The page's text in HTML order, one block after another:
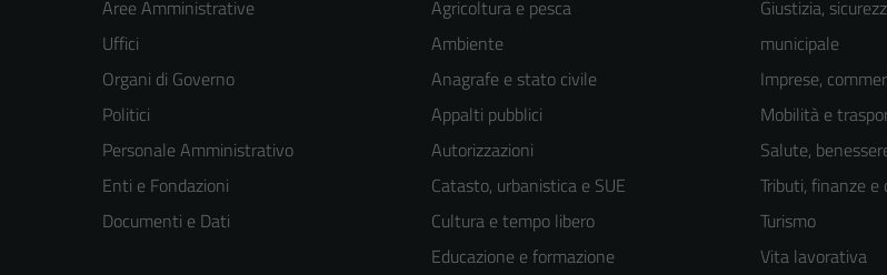
Aree Amministrative
Uffici
Organi di Governo
Politici
Personale Amministrativo
Enti e Fondazioni
Documenti e Dati
Agricoltura e pesca
Ambiente
Anagrafe e stato civile
Appalti pubblici
Autorizzazioni
Catasto, urbanistica e SUE
Cultura e tempo libero
Educazione e formazione
Giustizia,
municipale
Imprese,
Mobilità e
Salute,
Tributi, finanze
Turismo
Vita lavorativa